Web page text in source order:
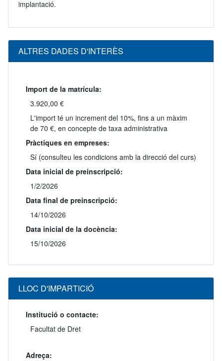
implantació.
ALTRES DADES D'INTERÈS
Import de la matrícula:
3.920,00 €
L'import té un increment del 10%, fins a un màxim
de 70 €, en concepte de taxa administrativa
Pràctiques en empreses:
Sí (consulteu les condicions amb la direcció del curs)
Data inicial de preinscripció:
1/2/2026
Data final de preinscripció:
14/10/2026
Data inicial de la docència:
15/10/2026
LLOC D'IMPARTICIÓ
Institució o contacte:
Facultat de Dret
Adreça: